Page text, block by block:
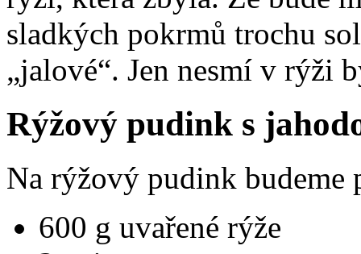
sladkých pokrmů trochu
„jalové“. Jen nesmí v rýži
Rýžový pudink s
Na rýžový pudink budeme
600 g uvařené rýže